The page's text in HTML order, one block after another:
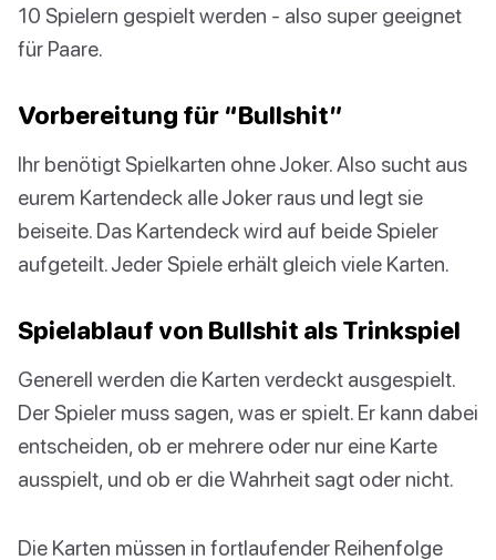
10 Spielern gespielt werden - also super geeignet
für Paare.
Vorbereitung für “Bullshit”
Ihr benötigt Spielkarten ohne Joker. Also sucht aus
eurem Kartendeck alle Joker raus und legt sie
beiseite. Das Kartendeck wird auf beide Spieler
aufgeteilt. Jeder Spiele erhält gleich viele Karten.
Spielablauf von Bullshit als Trinkspiel
Generell werden die Karten verdeckt ausgespielt.
Der Spieler muss sagen, was er spielt. Er kann dabei
entscheiden, ob er mehrere oder nur eine Karte
ausspielt, und ob er die Wahrheit sagt oder nicht.
Die Karten müssen in fortlaufender Reihenfolge